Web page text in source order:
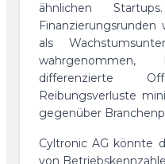
ähnlichen
als
differenzierte
Reibungsverluste
gegenüber
Cyltronic AG könnte
von